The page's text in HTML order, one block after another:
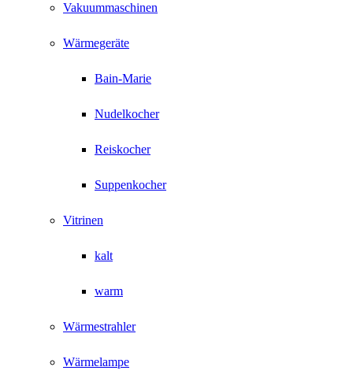
Vakuummaschinen
Wärmegeräte
Bain-Marie
Nudelkocher
Reiskocher
Suppenkocher
Vitrinen
kalt
warm
Wärmestrahler
Wärmelampe